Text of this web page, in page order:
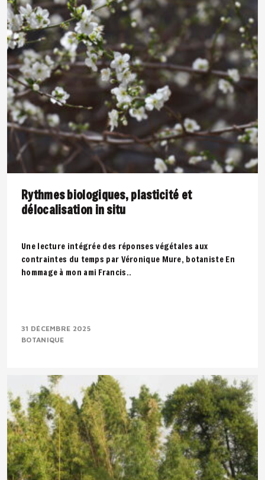
Rythmes biologiques, plasticité et
délocalisation in situ
Une lecture intégrée des réponses végétales aux
contraintes du temps par Véronique Mure, botaniste En
hommage à mon ami Francis..
31 DÉCEMBRE 2025
BOTANIQUE